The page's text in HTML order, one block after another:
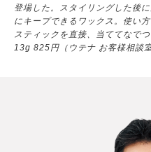
登場した。スタイリングした後
にキープできるワックス。使い
スティックを直接、当ててなで
13g 825円（ウテナ お客様相談室